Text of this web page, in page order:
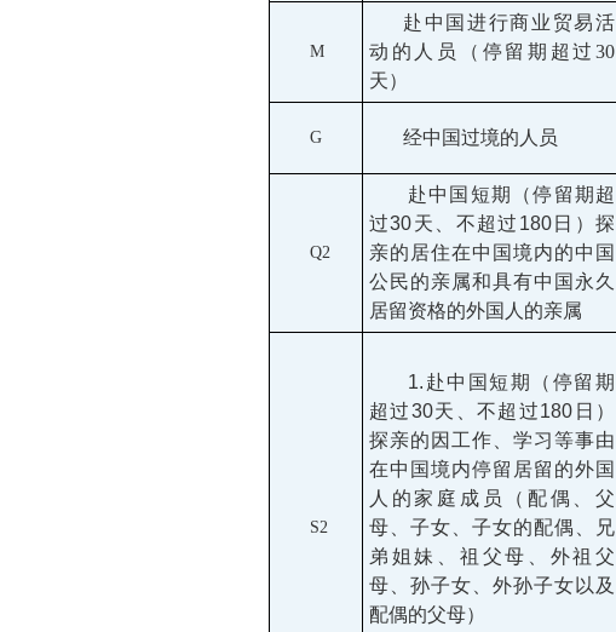
M
赴中国进行商业贸易活
动的人员（停留期超过 30
天）
G 经中国过境的人员
Q2
赴中国短期（停留期超
过30天、不超过180日）探
亲的居住在中国境内的中国
公民的亲属和具有中国永久
居留资格的外国人的亲属
S2
1.赴中国短期（停留期
超过30天、不超过180日）
探亲的因工作、学习等事由
在中国境内停留居留的外国
人的家庭成员（配偶、父
母、子女、子女的配偶、兄
弟姐妹、祖父母、外祖父
母、孙子女、外孙子女以及
配偶的父母）